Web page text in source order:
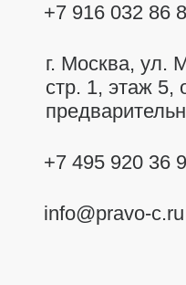
+7 916 032 86
г. Москва, ул.
стр. 1, этаж 5,
+7 495 920 36
info@pravo-c.ru